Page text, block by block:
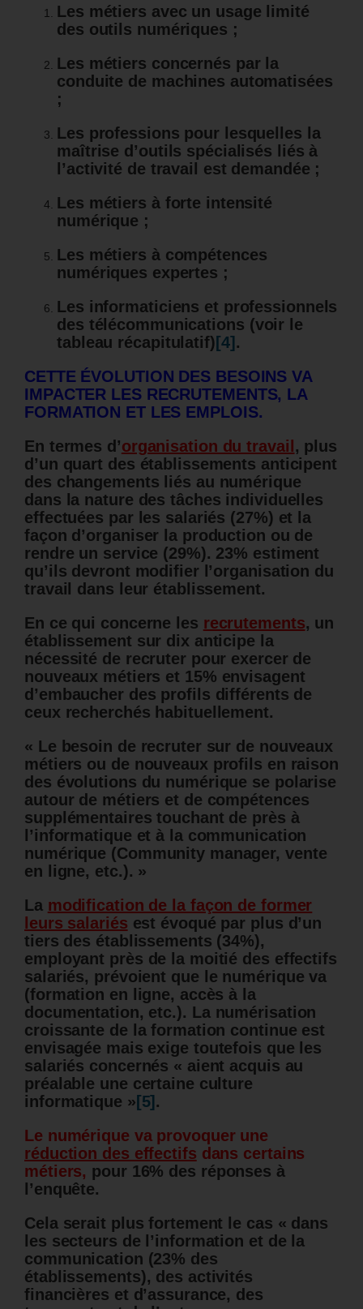
Les métiers avec un usage limité
des outils numériques ;
Les métiers concernés par la
conduite de machines automatisées
;
Les professions pour lesquelles la
maîtrise d’outils spécialisés liés à
l’activité de travail est demandée ;
Les métiers à forte intensité
numérique ;
Les métiers à compétences
numériques expertes ;
Les informaticiens et professionnels
des télécommunications (voir le
tableau récapitulatif) [4] .
CETTE ÉVOLUTION DES BESOINS VA
IMPACTER LES RECRUTEMENTS, LA
FORMATION ET LES EMPLOIS.
En termes d’organisation du travail , plus
d’un quart des établissements anticipent
des changements liés au numérique
dans la nature des tâches individuelles
effectuées par les salariés (27%) et la
façon d’organiser la production ou de
rendre un service (29%). 23% estiment
qu’ils devront modifier l’organisation du
travail dans leur établissement.
En ce qui concerne les recrutements, un
établissement sur dix anticipe la
nécessité de recruter pour exercer de
nouveaux métiers et 15% envisagent
d’embaucher des profils différents de
ceux recherchés habituellement.
« Le besoin de recruter sur de nouveaux
métiers ou de nouveaux profils en raison
des évolutions du numérique se polarise
autour de métiers et de compétences
supplémentaires touchant de près à
l’informatique et à la communication
numérique (Community manager, vente
en ligne, etc.). »
La modification de la façon de former
leurs salariés est évoqué par plus d’un
tiers des établissements (34%),
employant près de la moitié des effectifs
salariés, prévoient que le numérique va
(formation en ligne, accès à la
documentation, etc.). La numérisation
croissante de la formation continue est
envisagée mais exige toutefois que les
salariés concernés « aient acquis au
préalable une certaine culture
informatique » [5] .
Le numérique va provoquer une
réduction des effectifs dans certains
métiers, pour 16% des réponses à
l’enquête.
Cela serait plus fortement le cas « dans
les secteurs de l’information et de la
communication (23% des
établissements), des activités
financières et d’assurance, des